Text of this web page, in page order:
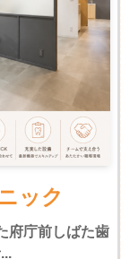
ック
府庁前しばた歯